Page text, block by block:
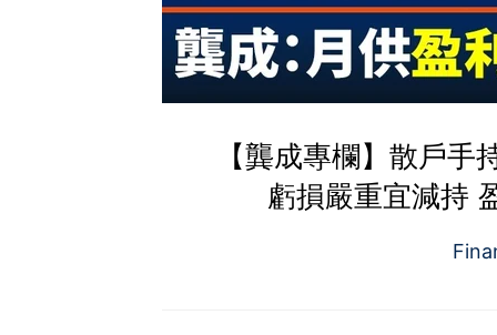
【龔成專欄】散戶
虧損嚴重宜減持